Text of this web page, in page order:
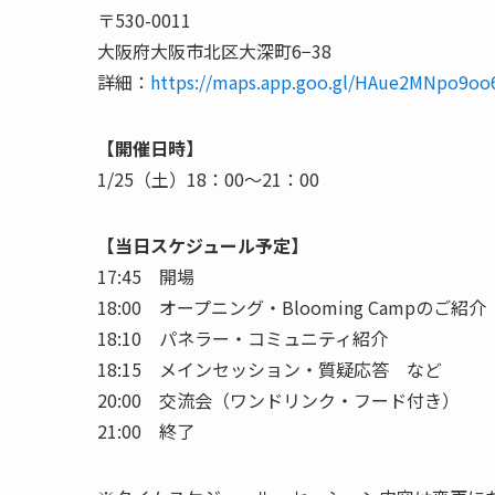
〒530-0011
大阪府大阪市北区大深町6−38
詳細： https://maps.app.goo.gl/
【開催日時】
1/25（土）18：00～21：00
【当日スケジュール予定】
17:45 開場
18:00 オープニング・Blooming Campのご紹介
18:10 パネラー・コミュニティ紹介
18:15 メインセッション・質疑応答 など
20:00 交流会（ワンドリンク・フード付き）
21:00 終了